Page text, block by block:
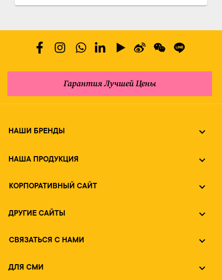
Гарантия Лучшей Цены
НАШИ БРЕНДЫ
НАША ПРОДУКЦИЯ
КОРПОРАТИВНЫЙ САЙТ
ДРУГИЕ САЙТЫ
СВЯЗАТЬСЯ С НАМИ
ДЛЯ СМИ